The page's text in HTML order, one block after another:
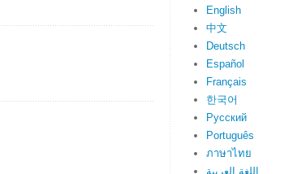
English
中文
Deutsch
Español
Français
한국어
Русский
Português
ภาษาไทย
اللغة العربية